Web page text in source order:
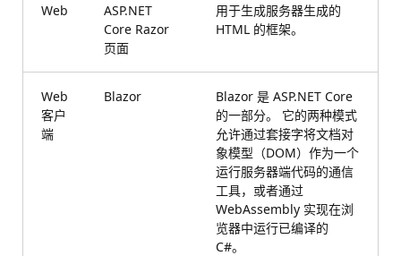
Web
ASP.NET
Core Razor
页面
用于生成服务器生成的
HTML 的框架。
Web
客户
端
Blazor
Blazor 是 ASP.NET Core
的一部分。 它的两种模式
允许通过套接字将文档对
象模型（DOM）作为一个
运行服务器端代码的通信
工具，或者通过
WebAssembly 实现在浏
览器中运行已编译的
C#。